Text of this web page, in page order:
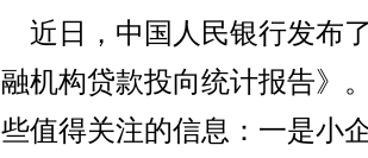
近日，中国人民银行发布
融机构贷款投向统计报告》
些值得关注的信息：一是小